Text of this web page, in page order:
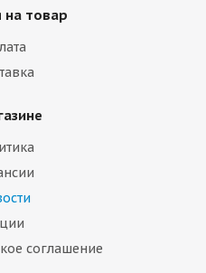
на товар
соглашение